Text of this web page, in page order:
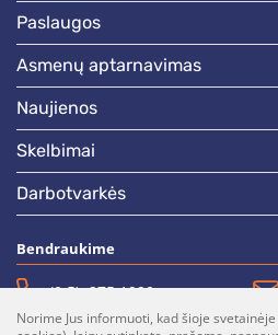
paslaugos
asmenų aptarnavimas
naujienos
skelbimai
darbotvarkės
Bendraukime
(0 5)  275 1990
Norime Jus informuoti, kad šioje